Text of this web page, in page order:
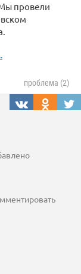
провели
проблема (2)